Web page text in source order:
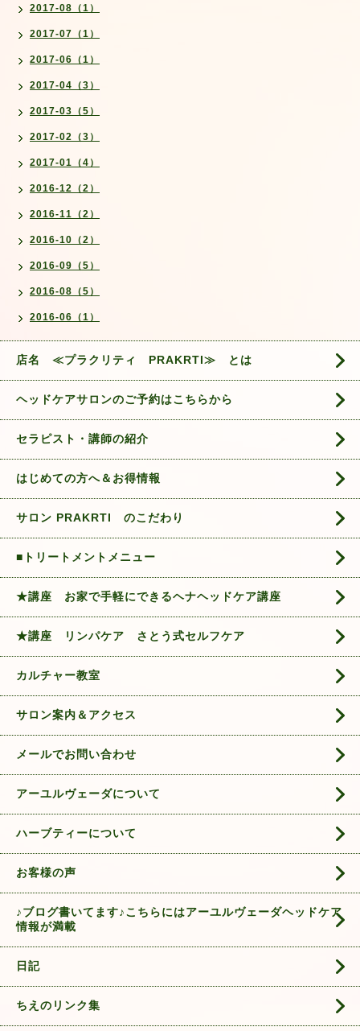
2017-08（1）
2017-07（1）
2017-06（1）
2017-04（3）
2017-03（5）
2017-02（3）
2017-01（4）
2016-12（2）
2016-11（2）
2016-10（2）
2016-09（5）
2016-08（5）
2016-06（1）
店名 ≪プラクリティ PRAKRTI≫ とは
ヘッドケアサロンのご予約はこちらから
セラピスト・講師の紹介
はじめての方へ＆お得情報
サロン PRAKRTI のこだわり
■トリートメントメニュー
★講座 お家で手軽にできるヘナヘッドケア講座
★講座 リンパケア さとう式セルフケア
カルチャー教室
サロン案内＆アクセス
メールでお問い合わせ
アーユルヴェーダについて
ハーブティーについて
お客様の声
♪ブログ書いてます♪こちらにはアーユルヴェーダヘッドケア
情報が満載
日記
ちえのリンク集